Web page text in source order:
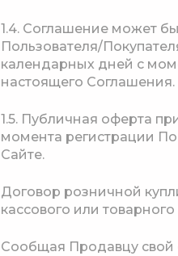
1.4. Соглашение может
Пользователя/
календарных дней с
настоящего Соглашения.
1.5. Публичная оферта
момента регистрации
Сайте.
Договор розничной
кассового или
Сообщая Продавцу свой